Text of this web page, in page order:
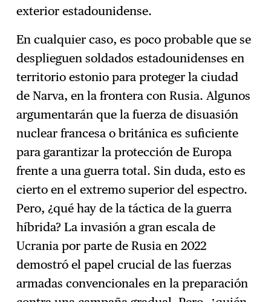
exterior estadounidense.
En cualquier caso, es poco probable que se
desplieguen soldados estadounidenses en
territorio estonio para proteger la ciudad
de Narva, en la frontera con Rusia. Algunos
argumentarán que la fuerza de disuasión
nuclear francesa o británica es suficiente
para garantizar la protección de Europa
frente a una guerra total. Sin duda, esto es
cierto en el extremo superior del espectro.
Pero, ¿qué hay de la táctica de la guerra
híbrida? La invasión a gran escala de
Ucrania por parte de Rusia en 2022
demostró el papel crucial de las fuerzas
armadas convencionales en la preparación